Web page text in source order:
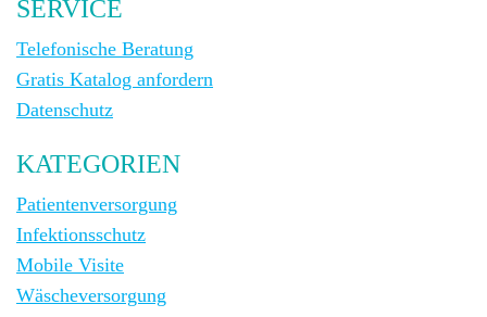
SERVICE
Telefonische Beratung
Gratis Katalog anfordern
Datenschutz
KATEGORIEN
Patientenversorgung
Infektionsschutz
Mobile Visite
Wäscheversorgung